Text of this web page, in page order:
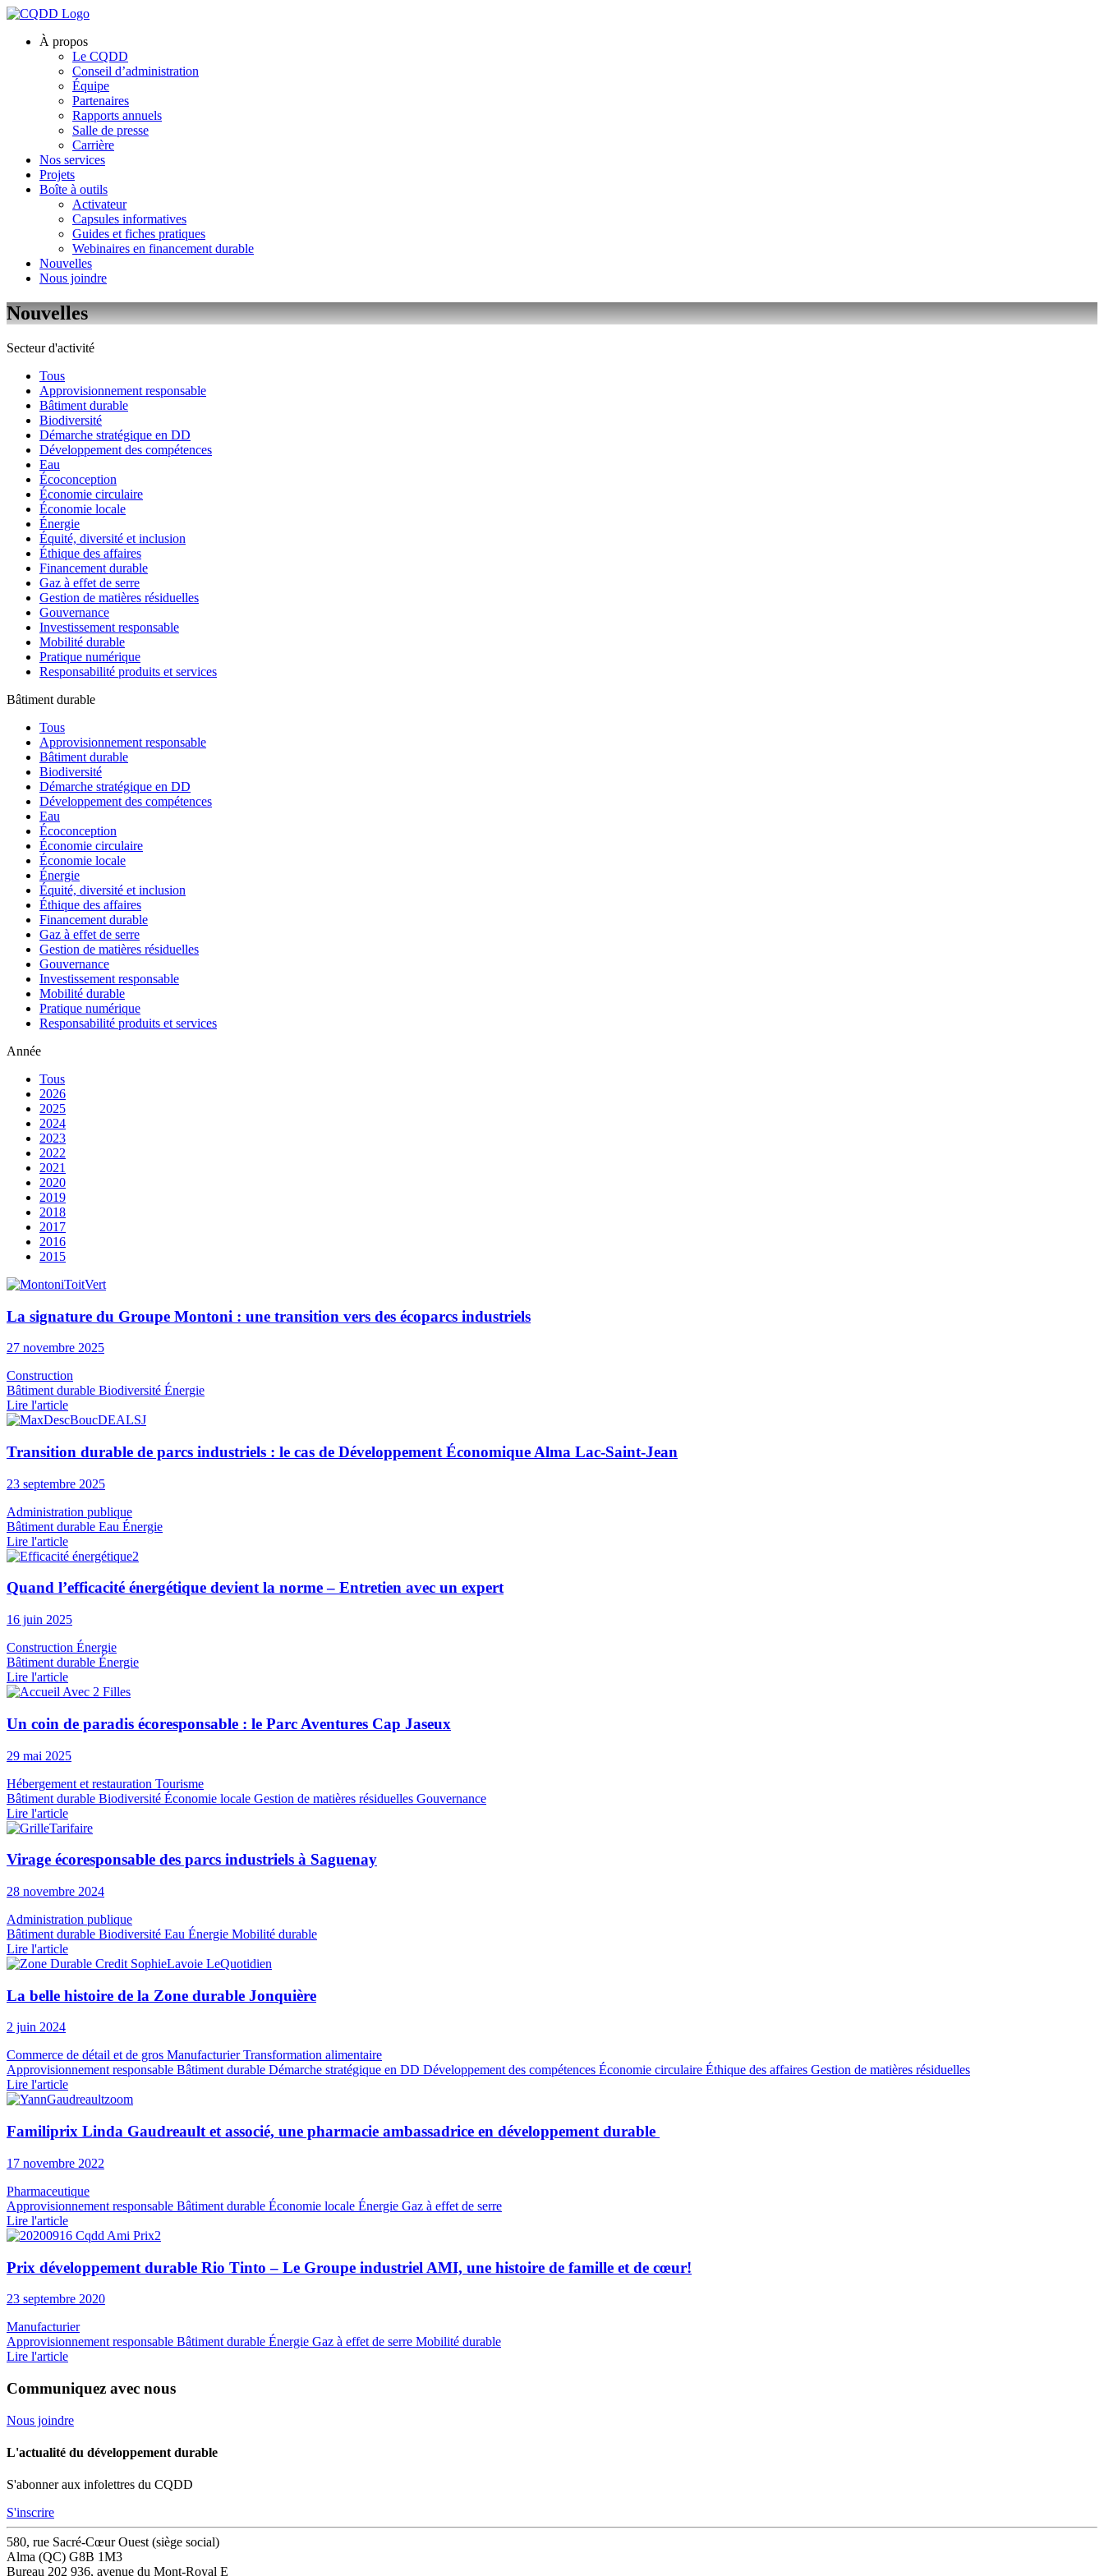
À propos
Le CQDD
Conseil d’administration
Équipe
Partenaires
Rapports annuels
Salle de presse
Carrière
Nos services
Projets
Boîte à outils
Activateur
Capsules informatives
Guides et fiches pratiques
Webinaires en financement durable
Nouvelles
Nous joindre
Nouvelles
Secteur d'activité
Tous
Approvisionnement responsable
Bâtiment durable
Biodiversité
Démarche stratégique en DD
Développement des compétences
Eau
Écoconception
Économie circulaire
Économie locale
Énergie
Équité, diversité et inclusion
Éthique des affaires
Financement durable
Gaz à effet de serre
Gestion de matières résiduelles
Gouvernance
Investissement responsable
Mobilité durable
Pratique numérique
Responsabilité produits et services
Bâtiment durable
Tous
Approvisionnement responsable
Bâtiment durable
Biodiversité
Démarche stratégique en DD
Développement des compétences
Eau
Écoconception
Économie circulaire
Économie locale
Énergie
Équité, diversité et inclusion
Éthique des affaires
Financement durable
Gaz à effet de serre
Gestion de matières résiduelles
Gouvernance
Investissement responsable
Mobilité durable
Pratique numérique
Responsabilité produits et services
Année
Tous
2026
2025
2024
2023
2022
2021
2020
2019
2018
2017
2016
2015
La signature du Groupe Montoni : une transition vers des écoparcs industriels
27 novembre 2025
Construction
Bâtiment durable Biodiversité Énergie
Lire l'article
Transition durable de parcs industriels : le cas de Développement Économique Alma Lac-Saint-Jean
23 septembre 2025
Administration publique
Bâtiment durable Eau Énergie
Lire l'article
Quand l’efficacité énergétique devient la norme – Entretien avec un expert
16 juin 2025
Construction Énergie
Bâtiment durable Énergie
Lire l'article
Un coin de paradis écoresponsable : le Parc Aventures Cap Jaseux
29 mai 2025
Hébergement et restauration Tourisme
Bâtiment durable Biodiversité Économie locale Gestion de matières résiduelles Gouvernance
Lire l'article
Virage écoresponsable des parcs industriels à Saguenay
28 novembre 2024
Administration publique
Bâtiment durable Biodiversité Eau Énergie Mobilité durable
Lire l'article
La belle histoire de la Zone durable Jonquière
2 juin 2024
Commerce de détail et de gros Manufacturier Transformation alimentaire
Approvisionnement responsable Bâtiment durable Démarche stratégique en DD Développement des compétences Économie circulaire Éthique des affaires Gestion de matières résiduelles
Lire l'article
Familiprix Linda Gaudreault et associé, une pharmacie ambassadrice en développement durable
17 novembre 2022
Pharmaceutique
Approvisionnement responsable Bâtiment durable Économie locale Énergie Gaz à effet de serre
Lire l'article
Prix développement durable Rio Tinto – Le Groupe industriel AMI, une histoire de famille et de cœur!
23 septembre 2020
Manufacturier
Approvisionnement responsable Bâtiment durable Énergie Gaz à effet de serre Mobilité durable
Lire l'article
Communiquez avec nous
Nous joindre
L'actualité du développement durable
S'abonner aux infolettres du CQDD
S'inscrire
580, rue Sacré-Cœur Ouest (siège social)
Alma (QC) G8B 1M3
Bureau 202 936, avenue du Mont-Royal E